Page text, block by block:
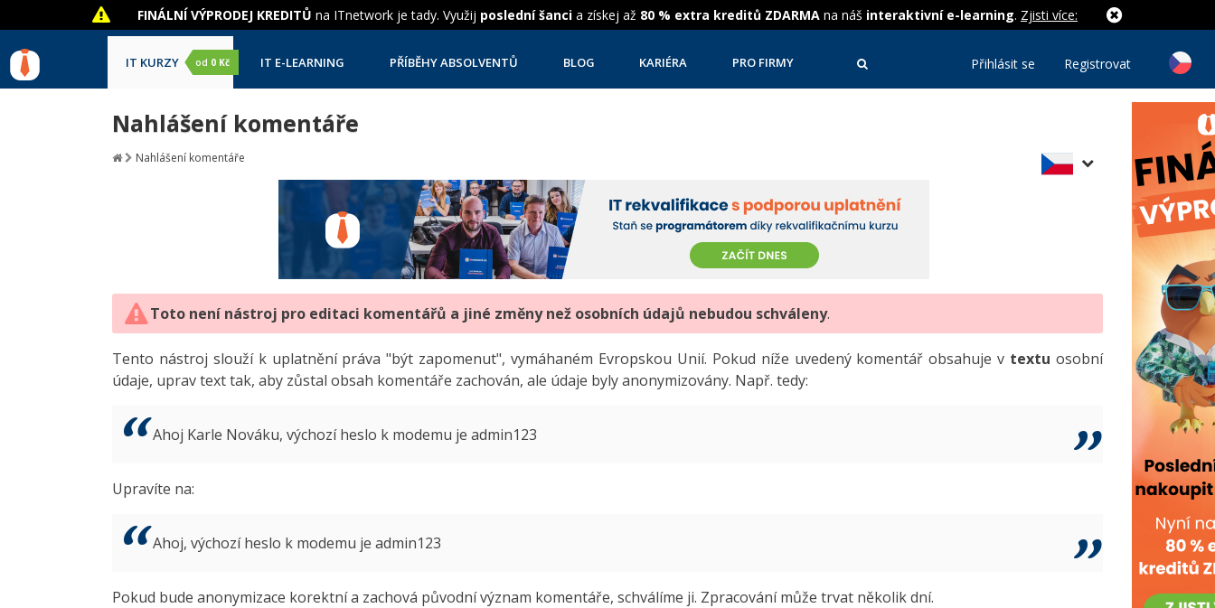
FINÁLNÍ VÝPRODEJ KREDITŮ na ITnetwork je tady. Využij poslední šanci a získej až 80 % extra kreditů ZDARMA na náš interaktivní e-learning. Zjisti více:
IT KURZY od 0 Kč IT E-LEARNING PŘÍBĚHY ABSOLVENTŮ BLOG KARIÉRA PRO FIRMY Přihlásit se Registrovat
Nahlášení komentáře
Nahlášení komentáře
Toto není nástroj pro editaci komentářů a jiné změny než osobních údajů nebudou schváleny.
Tento nástroj slouží k uplatnění práva "být zapomenut", vymáhaném Evropskou Unií. Pokud níže uvedený komentář obsahuje v textu osobní
údaje, uprav text tak, aby zůstal obsah komentáře zachován, ale údaje byly anonymizovány. Např. tedy:
Ahoj Karle Nováku, výchozí heslo k modemu je admin123
Upravíte na:
Ahoj, výchozí heslo k modemu je admin123
Pokud bude anonymizace korektní a zachová původní význam komentáře, schválíme ji. Zpracování může trvat několik dní.